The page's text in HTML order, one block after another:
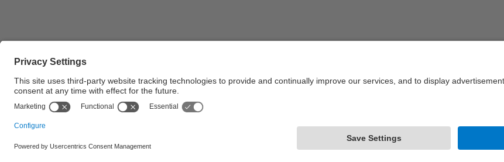
Primer pla del professor Jaume Franch Bullich, cap
d'estudis de Matemàtiques, a l'acte de lliurament
de diplomes a tot l'estudiantat diplomat de l'FME
del curs 2012-2013
de l'FME del curs 2012-2013
© UPC Universitat Politècnica de Catalunya · BarcelonaTech